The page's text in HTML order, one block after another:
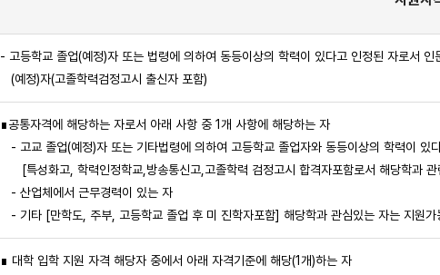
- 고등학교 졸업(예정)자 또는 법령에 의하여 동등이상의 학력이 있다고 인정된 자로서 인
(예정)자(고졸학력검정고시 출신자 포함)
∎공통자격에 해당하는 자로서 아래 사항 중 1개 사항에 해당하는 자
- 고교 졸업(예정)자 또는 기타법령에 의하여 고등학교 졸업자와 동등이상의 학력이 있
[특성화고, 학력인정학교,방송통신고,고졸학력 검정고시 합격자포함로서 해당학과 관
- 산업체에서 근무경력이 있는 자
- 기타 [만학도, 주부, 고등학교 졸업 후 미 진학자포함] 해당학과 관심있는 자는 지원가
∎ 대학 입학 지원 자격 해당자 중에서 아래 자격기준에 해당(1개)하는 자